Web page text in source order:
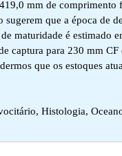
mm de
que a época de
maturidade é estimado
captura para 230 mm
que os estoques
Histologia,